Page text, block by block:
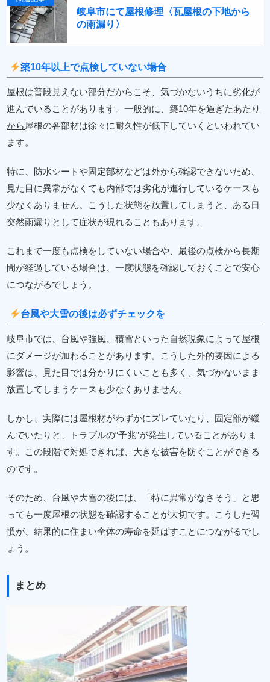
岐阜市にて屋根修理〈瓦屋根の下地から
の雨漏り〉
築10年以上で点検していない場合
屋根は普段見えない部分だからこそ、気づかないうちに劣化が
進んでいることがあります。一般的に、築10年を過ぎたあたり
から 屋根の各部材は徐々に耐久性が低下していくといわれてい
ます。
特に、防水シートや固定部材などは外から確認できないため、
見た目に異常がなくても内部では劣化が進行しているケースも
少なくありません。こうした状態を放置してしまうと、ある日
突然雨漏りとして症状が現れることもあります。
これまで一度も点検をしていない場合や、最後の点検から長期
間が経過している場合は、一度状態を確認しておくことで安心
につながるでしょう。
台風や大雪の後は必ずチェックを
岐阜市では、台風や強風、積雪といった自然現象によって屋根
にダメージが加わることがあります。こうした外的要因による
影響は、見た目では分かりにくいことも多く、気づかないまま
放置してしまうケースも少なくありません。
しかし、実際には屋根材がわずかにズレていたり、固定部が緩
んでいたりと、トラブルの“予兆”が発生していることがありま
す。この段階で対処できれば、大きな被害を防ぐことができる
のです。
そのため、台風や大雪の後には、「特に異常がなさそう」と思
っても一度屋根の状態を確認することが大切です。こうした習
慣が、結果的に住まい全体の寿命を延ばすことにつながるでし
ょう。
まとめ